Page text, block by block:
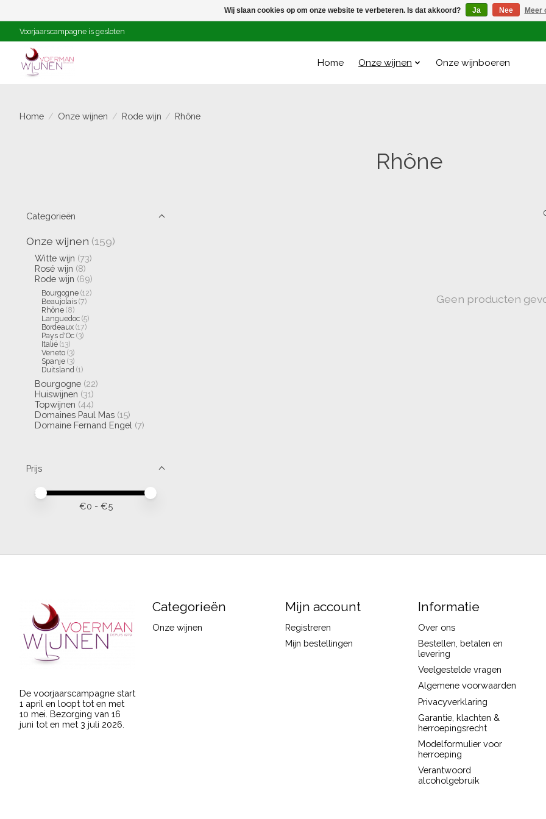
Voorjaarscampagne is gesloten
Home Onze wijnen Onze wijnboeren
Home / Onze wijnen / Rode wijn / Rhône
Rhône
Categorieën
Onze wijnen (159)
Witte wijn (73)
Rosé wijn (8)
Rode wijn (69)
Bourgogne (12)
Beaujolais (7)
Rhône (8)
Languedoc (5)
Bordeaux (17)
Pays d'Oc (3)
Italië (13)
Veneto (3)
Spanje (3)
Duitsland (1)
Bourgogne (22)
Huiswijnen (31)
Topwijnen (44)
Domaines Paul Mas (15)
Domaine Fernand Engel (7)
Prijs
Minimale prijswaarde
Price maximum value
€0 - €5
Geen producten
De voorjaarscampagne start
1 april en loopt tot en met
10 mei. Bezorging van 16
juni tot en met 3 juli 2026.
Categorieën
Onze wijnen
Mijn account
Registreren
Mijn bestellingen
Informatie
Over ons
Bestellen, betalen en
levering
Veelgestelde vragen
Algemene voorwaarden
Privacyverklaring
Garantie, klachten &
herroepingsrecht
Modelformulier voor
herroeping
Verantwoord
alcoholgebruik
Wij slaan cookies op om onze website te verbeteren. Is dat akkoord? Ja Nee Meer